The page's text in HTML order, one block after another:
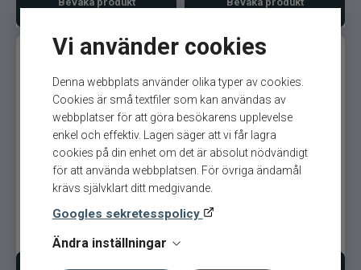
Vi använder cookies
Denna webbplats använder olika typer av cookies.
Cookies är små textfiler som kan användas av
webbplatser för att göra besökarens upplevelse
enkel och effektiv. Lagen säger att vi får lagra
cookies på din enhet om det är absolut nödvändigt
för att använda webbplatsen. För övriga ändamål
krävs självklart ditt medgivande.
Googles sekretesspolicy
Ändra inställningar
Shimano
Simms
Smith Creek
Sölvekroken
Spiderwire
Xet Lures Psyklöjan 18cm
Papegoja
kr
Xet Lures Psyklöjan 18cm
Oliv Mörten